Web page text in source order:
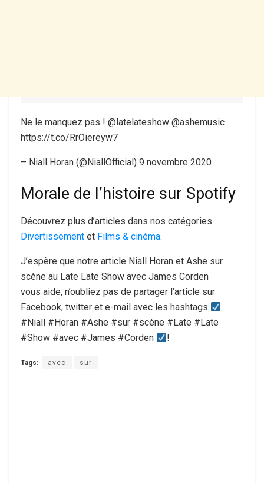
Ne le manquez pas ! @latelateshow @ashemusic
https://t.co/RrOiereyw7
– Niall Horan (@NiallOfficial) 9 novembre 2020
Morale de l’histoire sur Spotify
Découvrez plus d’articles dans nos catégories
Divertissement et Films & cinéma.
J’espère que notre article Niall Horan et Ashe sur
scène au Late Late Show avec James Corden
vous aide, n’oubliez pas de partager l’article sur
Facebook, twitter et e-mail avec les hashtags
#Niall #Horan #Ashe #sur #scène #Late #Late
#Show #avec #James #Corden
!
Tags: avec sur